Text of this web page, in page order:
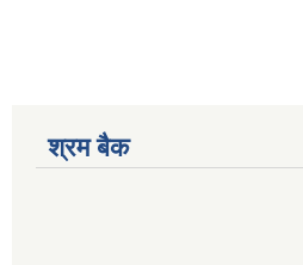
श्रम बैक